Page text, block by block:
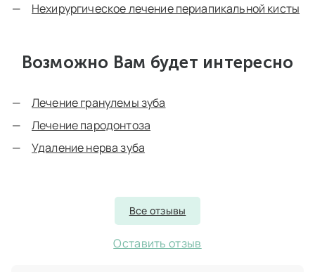
Нехирургическое лечение периапикальной кисты
Возможно Вам будет интересно
Лечение гранулемы зуба
Лечение пародонтоза
Удаление нерва зуба
Все отзывы
Оставить отзыв